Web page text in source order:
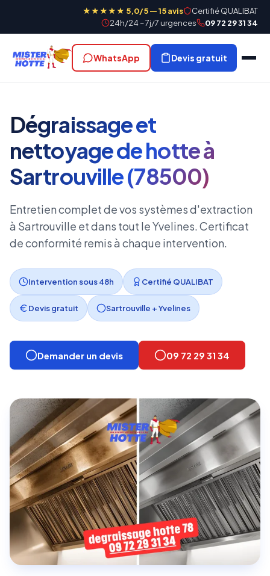
★★★★★ 5,0/5 — 15 avis
Certifié QUALIBAT
24h/24 – 7j/7 urgences
09 72 29 31 34
WhatsApp Devis gratuit
Dégraissage et
nettoyage de hotte à
Sartrouville (78500)
Entretien complet de vos systèmes d'extraction
à Sartrouville et dans tout le Yvelines. Certificat
de conformité remis à chaque intervention.
Intervention sous 48h Certifié QUALIBAT
Devis gratuit Sartrouville + Yvelines
Demander un devis 09 72 29 31 34